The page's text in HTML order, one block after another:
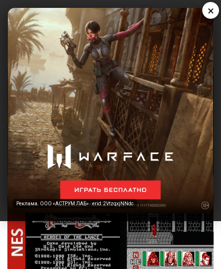
×
Реклама. ООО «АСТРУМ ЛАБ» · erid: 2VtzqxjNNdc
Реклама. ООО «АСТРУМ ЛАБ» · erid: 2VtzqxjNNdc